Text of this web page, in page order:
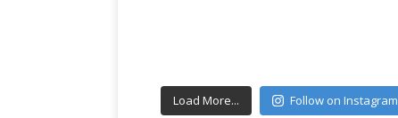
Load More... Follow on Instagram